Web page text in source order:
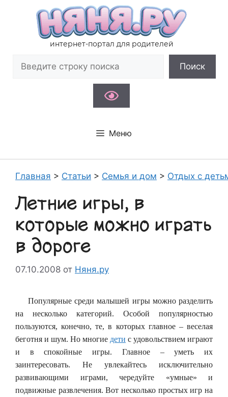
содержимому
интернет-портал для родителей
Поиск
Меню
Главная > Статьи > Семья и дом > Отдых с
Летние игры, в
которые можно играть
в дороге
07.10.2008 от Няня.ру
Популярные среди малышей игры можно разделить
на несколько категорий. Особой популярностью
пользуются, конечно, те, в которых главное – веселая
беготня и шум. Но многие дети с удовольствием играют
и в спокойные игры. Главное – уметь их
заинтересовать. Не увлекайтесь исключительно
развивающими играми, чередуйте «умные» и
подвижные развлечения. Вот несколько простых игр на